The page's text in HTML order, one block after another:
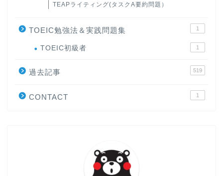
TEAPライティング(タスクA要約問題）
TOEIC勉強法＆実践問題集 1
TOEIC初級者 1
過去記事 519
CONTACT 1
大学入試英語対策講座